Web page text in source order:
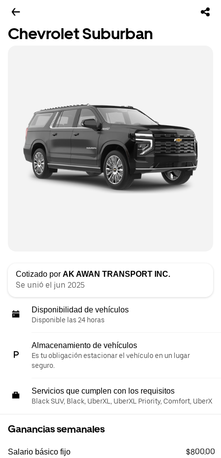
Chevrolet Suburban
Cotizado por AK AWAN TRANSPORT INC.
Se unió el jun 2025
Disponibilidad de vehículos
Disponible las 24 horas
Almacenamiento de vehículos
Es tu obligación estacionar el vehículo en un lugar
seguro.
Servicios que cumplen con los requisitos
Black SUV, Black, UberXL, UberXL Priority, Comfort, UberX
Ganancias semanales
Salario básico fijo $800.00